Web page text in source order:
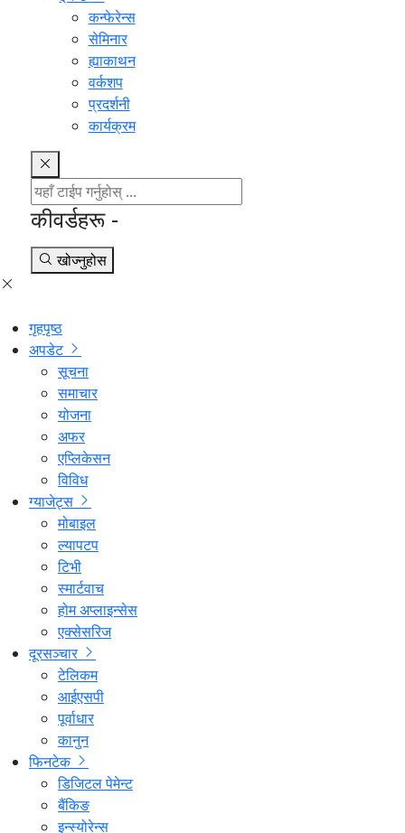
कन्फेरेन्स
सेमिनार
ह्याकाथन
वर्कशप
प्रदर्शनी
कार्यक्रम
कीवर्डहरू -
खोज्नुहोस
गृहपृष्ठ
अपडेट
सूचना
समाचार
योजना
अफर
एप्लिकेसन
विविध
ग्याजेट्स
मोबाइल
ल्यापटप
टिभी
स्मार्टवाच
होम अप्लाइन्सेस
एक्सेसरिज
दूरसञ्चार
टेलिकम
आईएसपी
पूर्वाधार
कानुन
फिनटेक
डिजिटल पेमेन्ट
बैंकिङ
इन्स्योरेन्स